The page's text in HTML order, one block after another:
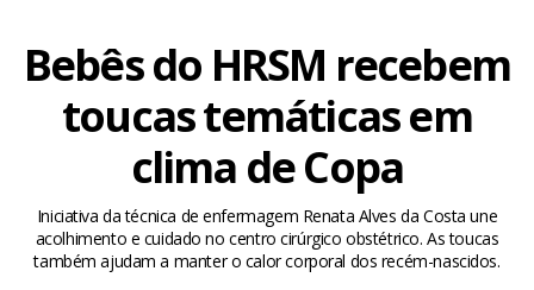
Bebês do HRSM recebem
toucas temáticas em
clima de Copa
Iniciativa da técnica de enfermagem Renata Alves da Costa une
acolhimento e cuidado no centro cirúrgico obstétrico. As toucas
também ajudam a manter o calor corporal dos recém-nascidos.